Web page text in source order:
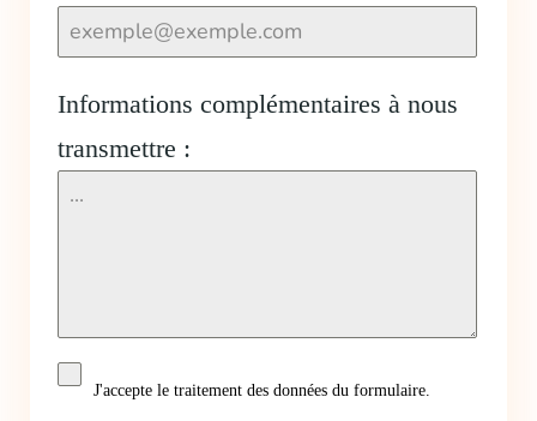
Informations complémentaires à nous
transmettre :
J'accepte le traitement des données du formulaire.